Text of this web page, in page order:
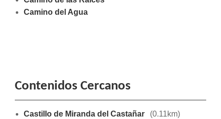
Camino del Agua
Contenidos Cercanos
Castillo de Miranda del Castañar
(0.11km)